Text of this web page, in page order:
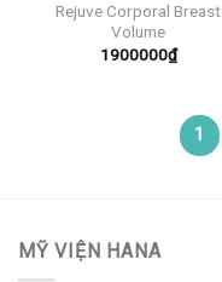
Rejuve Corporal Breast
Volume
1900000₫
1
MỸ VIỆN HANA